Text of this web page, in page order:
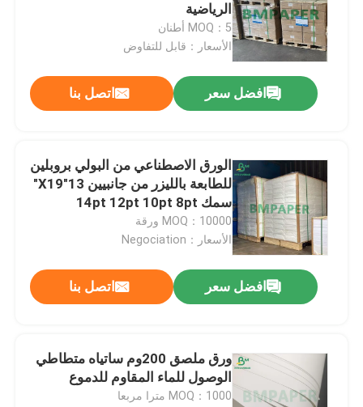
المنتجات
الرياضية
MOQ：5 أطنان
الأسعار：قابل للتفاوض
افضل سعر اتصل بنا
الورق الاصطناعي من البولي بروبلين
للطابعة بالليزر من جانبيين 13"X19"
سمك 14pt 12pt 10pt 8pt
MOQ：10000 ورقة
الأسعار：Negociation
افضل سعر اتصل بنا
ورق ملصق 200وم ساتياه متطاطي
الوصول للماء المقاوم للدموع
MOQ：1000 مترا مربعا